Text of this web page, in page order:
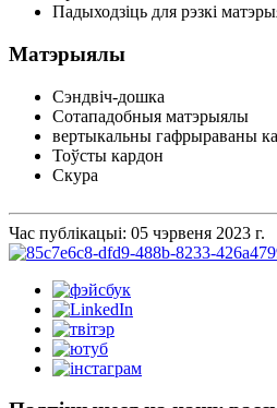
Падыходзіць для рэзкі
Матэрыялы
Сэндвіч-дошка
Сотападобныя матэрыялы
вертыкальны гафрыраваны
Тоўсты кардон
Скура
Час публікацыі: 05 чэрвеня 2023 г.